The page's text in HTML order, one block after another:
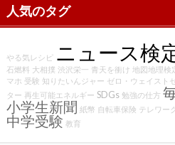
人気のタグ
やる気レシピ ニュース検
石燃料 大相撲 渋沢栄一 青天を衝け 地図地理検
マホ 受験 知りたいんジャー ゼロ・ウェイスト
ター 再生可能エネルギー SDGs 勉強の仕方
小学生新聞 紙幣 自転車保険 テレワー
中学受験 教育